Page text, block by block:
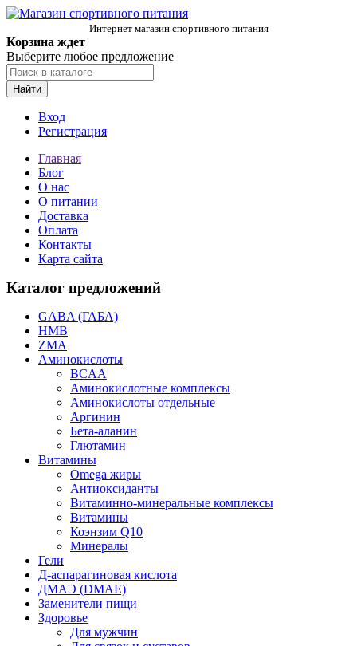
Интернет магазин спортивного питания
Корзина ждет
Выберите любое предложение
Найти
Вход
Регистрация
Главная
Блог
О нас
О питании
Доставка
Оплата
Контакты
Карта сайта
Каталог предложений
GABA (ГАБА)
HMB
ZMA
Аминокислоты
BCAA
Аминокислотные комплексы
Аминокислоты отдельные
Аргинин
Бета-аланин
Глютамин
Витамины
Omega жиры
Антиоксиданты
Витаминно-минеральные комплексы
Витамины
Коэнзим Q10
Минералы
Гели
Д-аспарагиновая кислота
ДМАЭ (DMAE)
Заменители пищи
Здоровье
Для мужчин